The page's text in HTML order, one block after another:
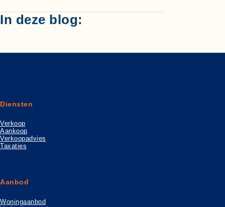
In deze blog:
Diensten
Verkoop
Aankoop
Verkoopadvies
Taxaties
Aanbod
Woningaanbod